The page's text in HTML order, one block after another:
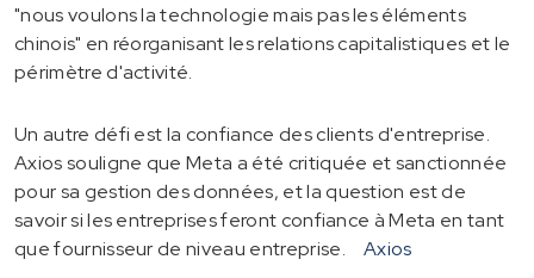
"nous voulons la technologie mais pas les éléments
chinois" en réorganisant les relations capitalistiques et le
périmètre d'activité.
Un autre défi est la confiance des clients d'entreprise.
Axios souligne que Meta a été critiquée et sanctionnée
pour sa gestion des données, et la question est de
savoir si les entreprises feront confiance à Meta en tant
que fournisseur de niveau entreprise.
Axios